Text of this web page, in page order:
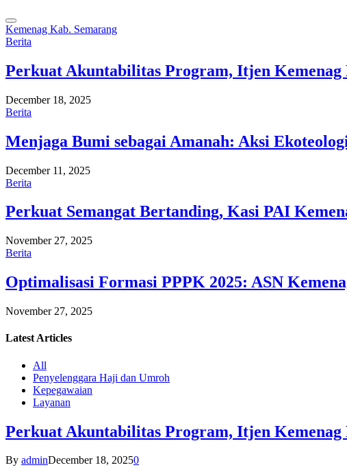
Kemenag Kab. Semarang
Berita
Perkuat Akuntabilitas Program, Itjen Kemenag
December 18, 2025
Berita
Menjaga Bumi sebagai Amanah: Aksi
December 11, 2025
Berita
Perkuat Semangat Bertanding, Kasi PAI
November 27, 2025
Berita
Optimalisasi Formasi PPPK 2025: ASN
November 27, 2025
Latest Articles
All
Penyelenggara Haji dan Umroh
Kepegawaian
Layanan
Perkuat Akuntabilitas Program, Itjen Kemenag
By adminDecember 18, 20250